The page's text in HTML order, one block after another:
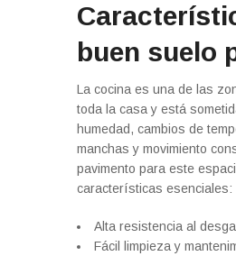
buen suelo
La cocina es una de las
toda la casa y está
humedad, cambios de
manchas y movimiento
pavimento para este
características esenciales:
Alta resistencia al
Fácil limpieza y